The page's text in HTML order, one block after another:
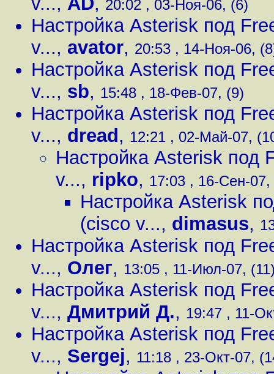
20:02 , 03-Ноя-06, (6)
Настройка Asterisk под
v..., avator, 20:53 , 14-Ноя-06,
Настройка Asterisk под
v..., sb, 15:48 , 18-Фев-07, (9)
Настройка Asterisk под
v..., dread , 12:21 , 02-Май-07,
Настройка Asterisk под
v..., ripko, 17:03 , 16-Сен-07,
Настройка Asterisk
(cisco v..., dimasus,
Настройка Asterisk под
v..., Олег, 13:05 , 11-Июл-07,
Настройка Asterisk под
v..., Дмитрий Д., 19:47 , 11-
Настройка Asterisk под
v..., Sergej, 11:18 , 23-Окт-07,